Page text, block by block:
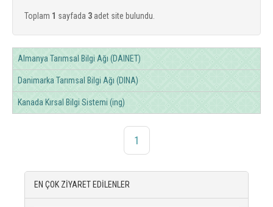
Toplam 1 sayfada 3 adet site bulundu.
Almanya Tarımsal Bilgi Ağı (DAINET)
Danimarka Tarımsal Bilgi Ağı (DINA)
Kanada Kırsal Bilgi Sistemi (ing)
1
EN ÇOK ZİYARET EDİLENLER